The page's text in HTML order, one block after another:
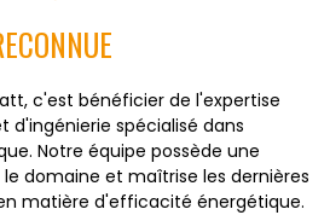
c'est bénéficier de l'expertise
d'ingénierie spécialisé dans
Notre équipe possède une
domaine et maîtrise les dernières
matière d'efficacité énergétique.